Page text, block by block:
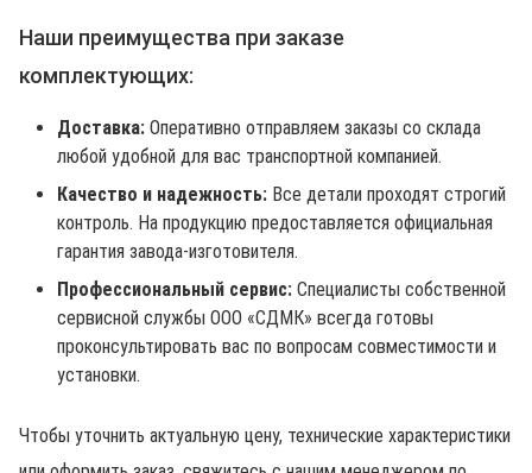
Наши преимущества при заказе
комплектующих:
Доставка: Оперативно отправляем заказы со склада
любой удобной для вас транспортной компанией.
Качество и надежность: Все детали проходят строгий
контроль. На продукцию предоставляется официальная
гарантия завода-изготовителя.
Профессиональный сервис: Специалисты собственной
сервисной службы ООО «СДМК» всегда готовы
проконсультировать вас по вопросам совместимости и
установки.
Чтобы уточнить актуальную цену, технические характеристики